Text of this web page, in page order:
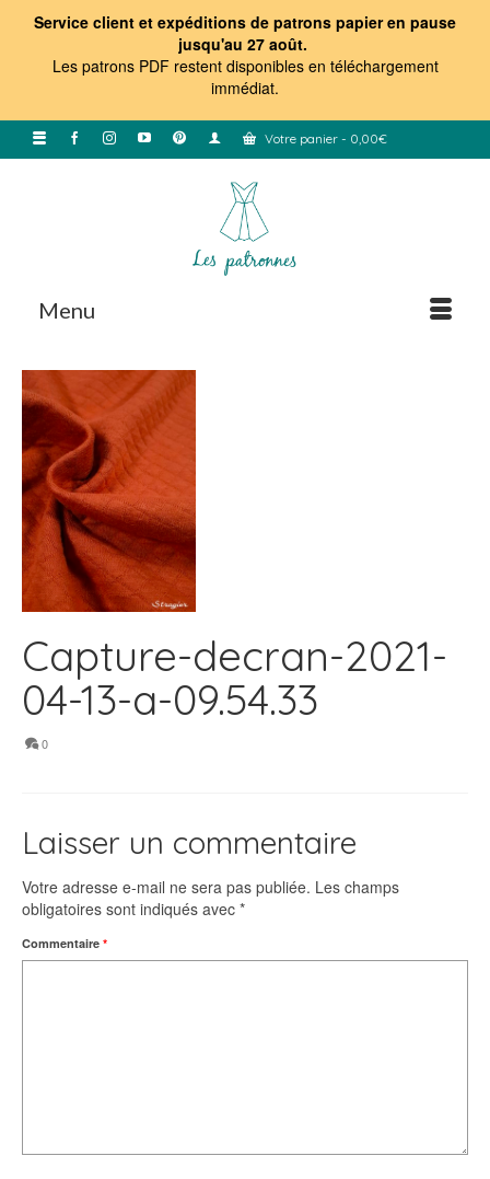
Service client et expéditions de patrons papier en pause
jusqu'au 27 août.
Les patrons PDF restent disponibles en téléchargement
immédiat.
Votre panier - 0,00€
Menu
Capture-decran-2021-
04-13-a-09.54.33
0
Laisser un commentaire
Votre adresse e-mail ne sera pas publiée. Les champs
obligatoires sont indiqués avec *
Commentaire *